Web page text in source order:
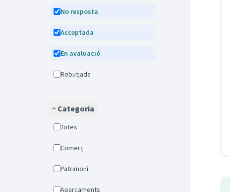
No resposta
Acceptada
En avaluació
Rebutjada
Categoria
Totes
Comerç
Patrimoni
Aparcaments